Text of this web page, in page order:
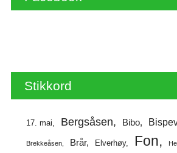
Stikkord
17. mai Bergsåsen Bibo
Brekkeåsen Brår Elverhøy Fon